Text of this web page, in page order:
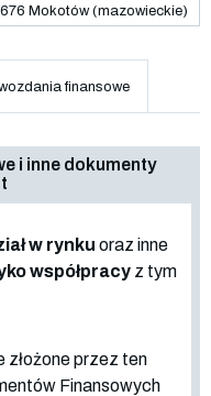
Mokotów (mazowieckie)
finansowe
i inne dokumenty
w rynku oraz inne
współpracy z tym
złożone przez ten
Finansowych